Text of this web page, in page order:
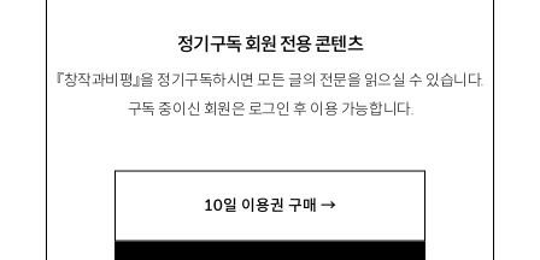
정기구독 회원 전용 콘텐츠
『창작과비평』을 정기구독하시면 모든 글의 전문을 읽으실 수 있습니다.
구독 중이신 회원은 로그인 후 이용 가능합니다.
10일 이용권 구매 →
도대체 누구를 위한 시설인가
한국방송통신대 문화교양학과 교수